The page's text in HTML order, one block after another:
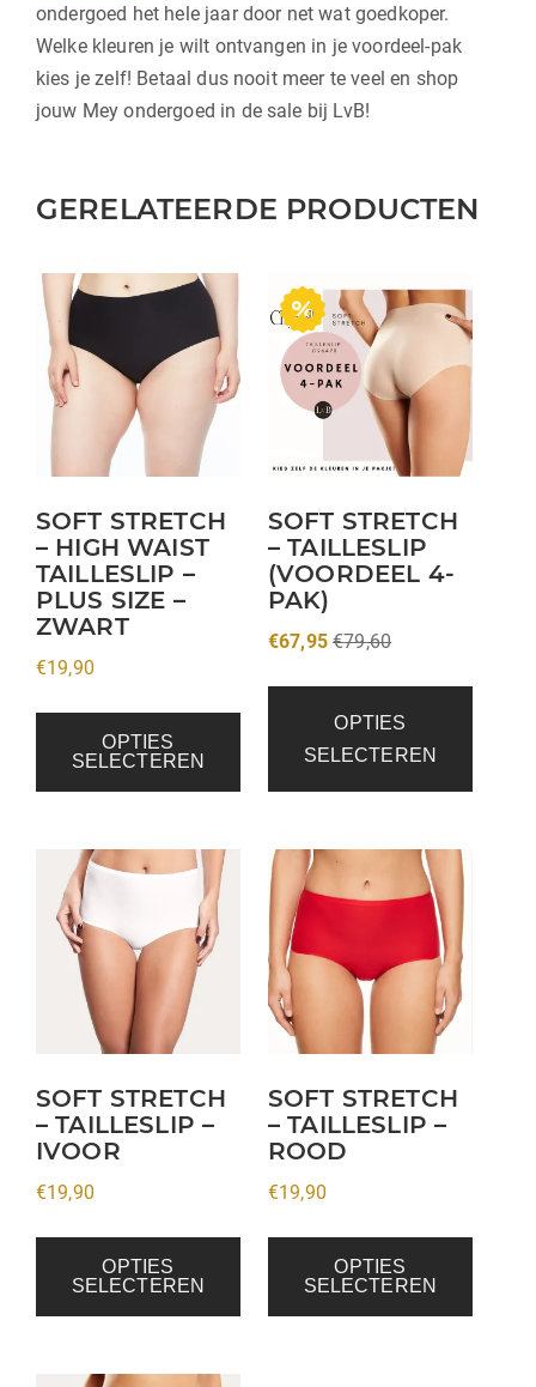
ondergoed het hele jaar door net wat goedkoper.
Welke kleuren je wilt ontvangen in je voordeel-pak
kies je zelf! Betaal dus nooit meer te veel en shop
jouw Mey ondergoed in de sale bij LvB!
GERELATEERDE PRODUCTEN
SOFT STRETCH
– HIGH WAIST
TAILLESLIP –
PLUS SIZE –
ZWART
€19,90
OPTIES
SELECTEREN
Dit
product
heeft
meerdere
variaties.
optie
kan
gekozen
worden
op
productpagina
SOFT STRETCH
– TAILLESLIP
(VOORDEEL 4-
PAK)
€67,95 €79,60
OPTIES
SELECTEREN
SOFT STRETCH
– TAILLESLIP –
IVOOR
€19,90
OPTIES
SELECTEREN
product
heeft
meerdere
variaties.
kan
gekozen
worden
op
SOFT STRETCH
– TAILLESLIP –
ROOD
€19,90
OPTIES
SELECTEREN
Dit
product
heeft
meerdere
variaties.
Deze
optie
kan
gekozen
worden
op